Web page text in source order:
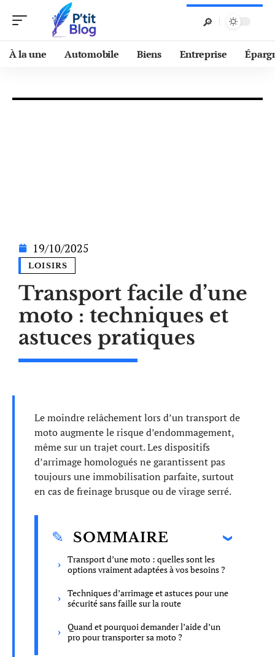
À la une Automobile Biens Entreprise
19/10/2025
LOISIRS
Transport facile d’une
moto : techniques et
astuces pratiques
Le moindre relâchement lors d’un transport de
moto augmente le risque d’endommagement,
même sur un trajet court. Les dispositifs
d’arrimage homologués ne garantissent pas
toujours une immobilisation parfaite, surtout
en cas de freinage brusque ou de virage serré.
SOMMAIRE
Transport d’une moto : quelles sont les
options vraiment adaptées à vos besoins ?
Techniques d’arrimage et astuces pour une
sécurité sans faille sur la route
Quand et pourquoi demander l’aide d’un
pro pour transporter sa moto ?